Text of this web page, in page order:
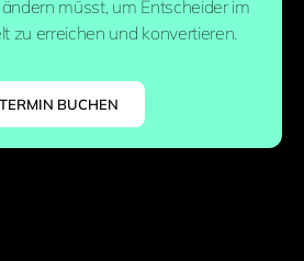
müsst, um Entscheider im
zu erreichen und konvertieren.
TERMIN BUCHEN